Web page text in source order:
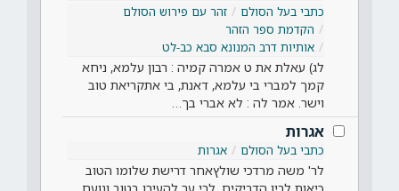
כתבי בעל הסולם
זהר עם פירוש הסולם
הקדמת ספר הזהר
אותיות דרב המנונא סבא כב-לט
לג) עאלת את ט אמרה קמיה : רבון עלמא, ניחא
קמך למברי בי עלמא, דאנת, בי אתקריאת טוב
וישר. אמר לה : לא אברי בך…
אגרות
כתבי בעל הסולם אגרות
לר' משה מרדכי שולץאחר דרישת שלומו הטוב
כיאות לבין הדביקים. לבי ער להעירו בטוב ונועם